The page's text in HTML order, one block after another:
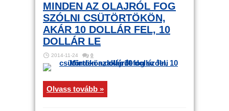
MINDEN AZ OLAJRÓL FOG
SZÓLNI CSÜTÖRTÖKÖN,
AKÁR 10 DOLLÁR FEL, 10
DOLLÁR LE
2014-11-24 0
Olvass tovább »